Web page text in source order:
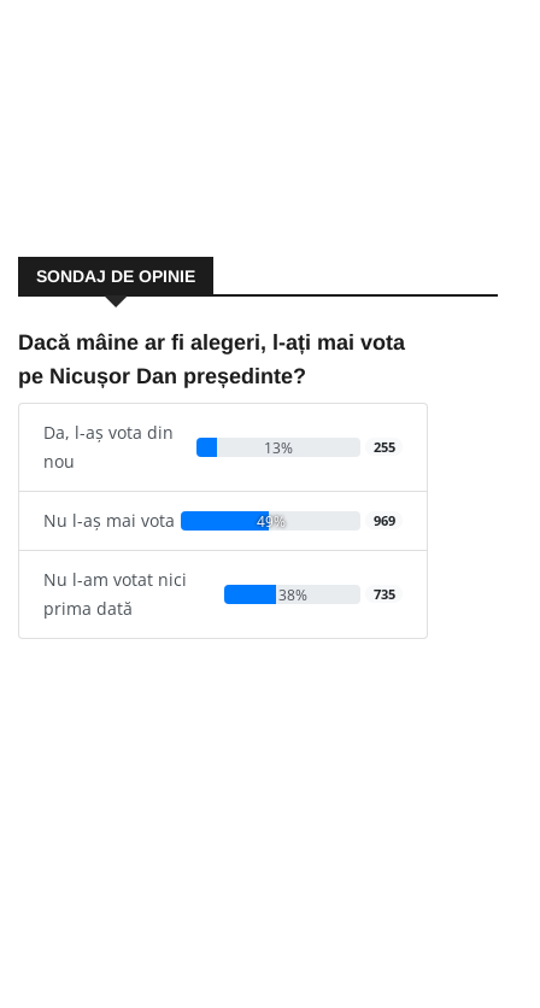
SONDAJ DE OPINIE
Dacă mâine ar fi alegeri, l-ați mai vota
pe Nicușor Dan președinte?
Da, l-aș vota din
nou
13% 255
Nu l-aș mai vota 49% 969
Nu l-am votat nici
prima dată
38% 735